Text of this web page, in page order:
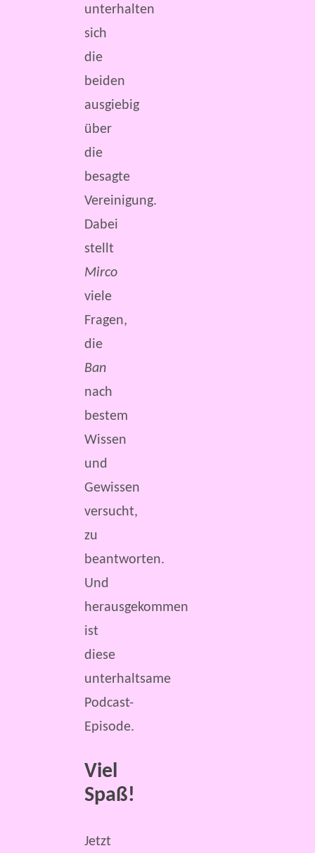
unterhalten
sich
die
beiden
ausgiebig
über
die
besagte
Vereinigung.
Dabei
stellt
Mirco
viele
Fragen,
die
Ban
nach
bestem
Wissen
und
Gewissen
versucht,
zu
beantworten.
Und
herausgekommen
ist
diese
unterhaltsame
Podcast-
Episode.
Viel
Spaß!
Jetzt